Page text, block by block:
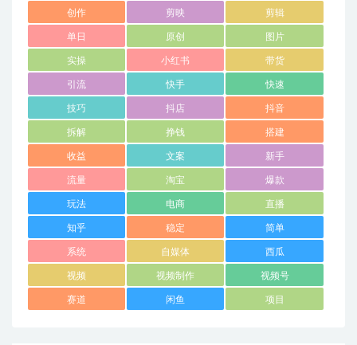
创作 剪映 剪辑
单日 原创 图片
实操 小红书 带货
引流 快手 快速
技巧 抖店 抖音
拆解 挣钱 搭建
收益 文案 新手
流量 淘宝 爆款
玩法 电商 直播
知乎 稳定 简单
系统 自媒体 西瓜
视频 视频制作 视频号
赛道 闲鱼 项目